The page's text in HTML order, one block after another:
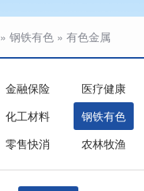
» 钢铁有色 » 有色金属
金融保险
医疗健康
化工材料
钢铁有色
零售快消 农林牧渔